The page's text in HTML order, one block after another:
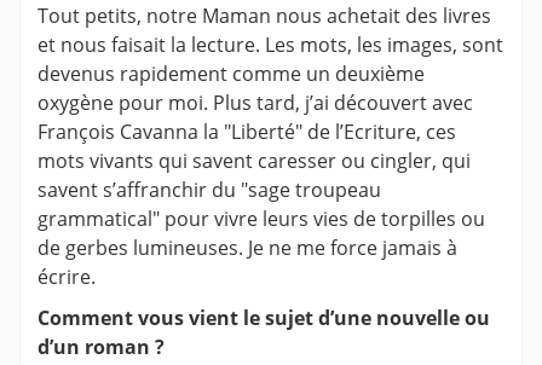
Tout petits, notre Maman nous achetait des livres
et nous faisait la lecture. Les mots, les images, sont
devenus rapidement comme un deuxième
oxygène pour moi. Plus tard, j’ai découvert avec
François Cavanna la "Liberté" de l’Ecriture, ces
mots vivants qui savent caresser ou cingler, qui
savent s’affranchir du "sage troupeau
grammatical" pour vivre leurs vies de torpilles ou
de gerbes lumineuses. Je ne me force jamais à
écrire.
Comment vous vient le sujet d’une nouvelle ou
d’un roman ?